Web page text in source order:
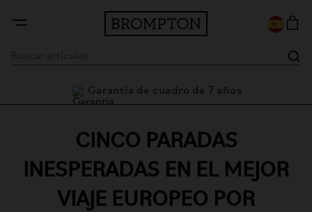
Garantía de cuadro de 7 años
CINCO PARADAS
INESPERADAS EN EL MEJOR
VIAJE EUROPEO POR